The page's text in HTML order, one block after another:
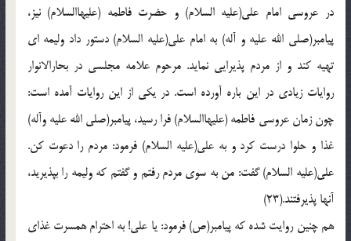
در عروسي امام علي(عليه السلام) و حضرت فاطمه (عليهاالسلام) نيز،
پيامبر(صلي الله عليه و آله) به امام علي(عليه السلام) دستور داد وليمه اي
تهيه کند و از مردم پذيرايي نمايد. مرحوم علامه مجلسي در بحارالانوار
روايات زيادي در اين باره آورده است. در يکي از اين روايات آمده است:
چون زمان عروسي فاطمه (عليهاالسلام) فرا رسيد، پيامبر(صلي الله عليه وآله)
غذا و حلوا درست کرد و به علي(عليه السلام) فرمود: مردم را دعوت کن.
علي(عليه السلام) گفت: من به سوي مردم رفتم و گفتم که وليمه را بپذيريد،
آنها پذيرفتند.(23)
هم چنين روايت شده که پيامبر(ص) فرمود: يا علي! به احترام همسرت غذاي